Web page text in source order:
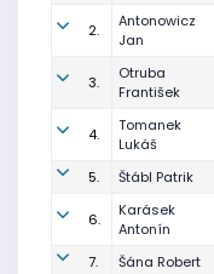
2.
Antonowicz
Jan
3.
Otruba
František
4.
Tomanek
Lukáš
5. Štábl Patrik
6.
Karásek
Antonín
7. Šána Robert